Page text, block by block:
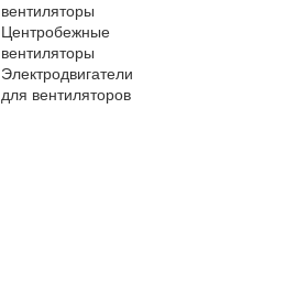
вентиляторы
Центробежные
вентиляторы
Электродвигатели
для вентиляторов